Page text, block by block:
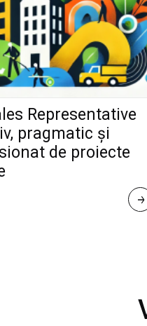
Representative
pragmatic și
de proiecte
R
E